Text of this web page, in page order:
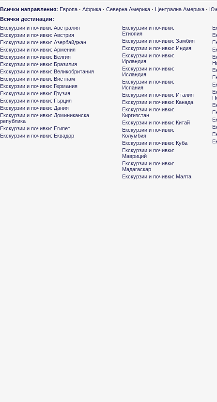
Всички направления: Европа · Африка · Северна Америка · Централна Америка ·
Всички дестинации:
Екскурзии и почивки: Австралия
Екскурзии и почивки: Австрия
Екскурзии и почивки: Азербайджан
Екскурзии и почивки: Армения
Екскурзии и почивки: Белгия
Екскурзии и почивки: Бразилия
Екскурзии и почивки: Великобритания
Екскурзии и почивки: Виетнам
Екскурзии и почивки: Германия
Екскурзии и почивки: Грузия
Екскурзии и почивки: Гърция
Екскурзии и почивки: Дания
Екскурзии и почивки: Доминиканска
република
Екскурзии и почивки: Египет
Екскурзии и почивки: Еквадор
Екскурзии и почивки:
Етиопия
Екскурзии и почивки: Замбия
Екскурзии и почивки: Индия
Екскурзии и почивки:
Ирландия
Екскурзии и почивки:
Исландия
Екскурзии и почивки:
Испания
Екскурзии и почивки: Италия
Екскурзии и почивки: Канада
Екскурзии и почивки:
Киргизстан
Екскурзии и почивки: Китай
Екскурзии и почивки:
Колумбия
Екскурзии и почивки: Куба
Екскурзии и почивки:
Мавриций
Екскурзии и почивки:
Мадагаскар
Екскурзии и почивки: Малта